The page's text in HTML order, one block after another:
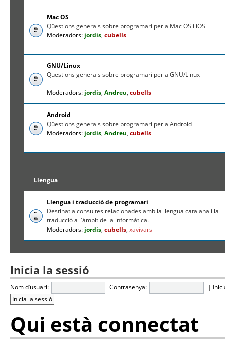
Mac OS
Qüestions generals sobre programari per a Mac OS i iOS
Moderadors: jordis,cubells
GNU/Linux
Qüestions generals sobre programari per a GNU/Linux
Moderadors: jordis,Andreu,cubells
Android
Qüestions generals sobre programari per a Android
Moderadors: jordis,Andreu,cubells
Llengua
Llengua i traducció de programari
Destinat a consultes relacionades amb la llengua catalana i la
traducció a l'àmbit de la informàtica.
Moderadors: jordis,cubells,xavivars
Inicia la sessió
Nom d’usuari: Contrasenya: |
Qui està connectat